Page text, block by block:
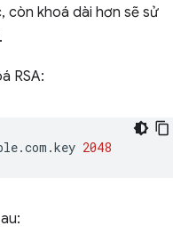
khoá dài hơn sẽ sử
RSA:
2048